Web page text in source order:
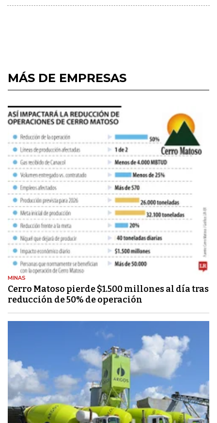
MÁS DE EMPRESAS
MINAS
Cerro Matoso pierde $1.500 millones al día tras
reducción de 50% de operación